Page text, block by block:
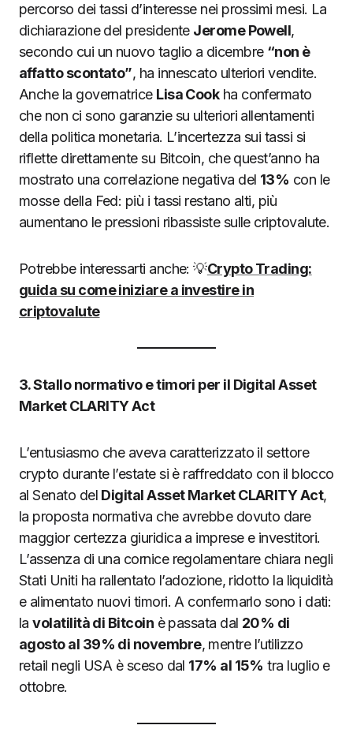
percorso dei tassi d’interesse nei prossimi mesi. La
dichiarazione del presidente Jerome Powell,
secondo cui un nuovo taglio a dicembre “non è
affatto scontato”, ha innescato ulteriori vendite.
Anche la governatrice Lisa Cookha confermato
che non ci sono garanzie su ulteriori allentamenti
della politica monetaria. L’incertezza sui tassi si
riflette direttamente su Bitcoin, che quest’anno ha
mostrato una correlazione negativa del 13% con le
mosse della Fed: più i tassi restano alti, più
aumentano le pressioni ribassiste sulle criptovalute.
Potrebbe interessarti anche: 💡Crypto Trading:
guida su come iniziare a investire in
criptovalute
3. Stallo normativo e timori per il Digital Asset
Market CLARITY Act
L’entusiasmo che aveva caratterizzato il settore
crypto durante l’estate si è raffreddato con il blocco
al Senato del Digital Asset Market CLARITY Act,
la proposta normativa che avrebbe dovuto dare
maggior certezza giuridica a imprese e investitori.
L’assenza di una cornice regolamentare chiara negli
Stati Uniti ha rallentato l’adozione, ridotto la liquidità
e alimentato nuovi timori. A confermarlo sono i dati:
lavolatilità di Bitcoin è passata dal 20% di
agosto al 39% di novembre, mentre l’utilizzo
retail negli USA è sceso dal 17% al 15% tra luglio e
ottobre.